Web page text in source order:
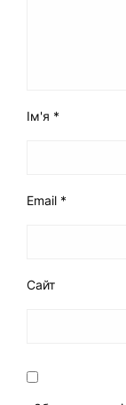
Ім'я *
Email *
Сайт